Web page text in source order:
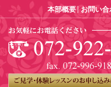
本部概要 お問い合